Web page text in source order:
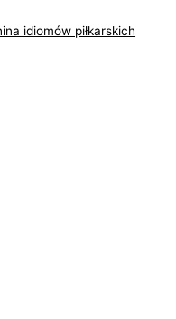
idiomów piłkarskich